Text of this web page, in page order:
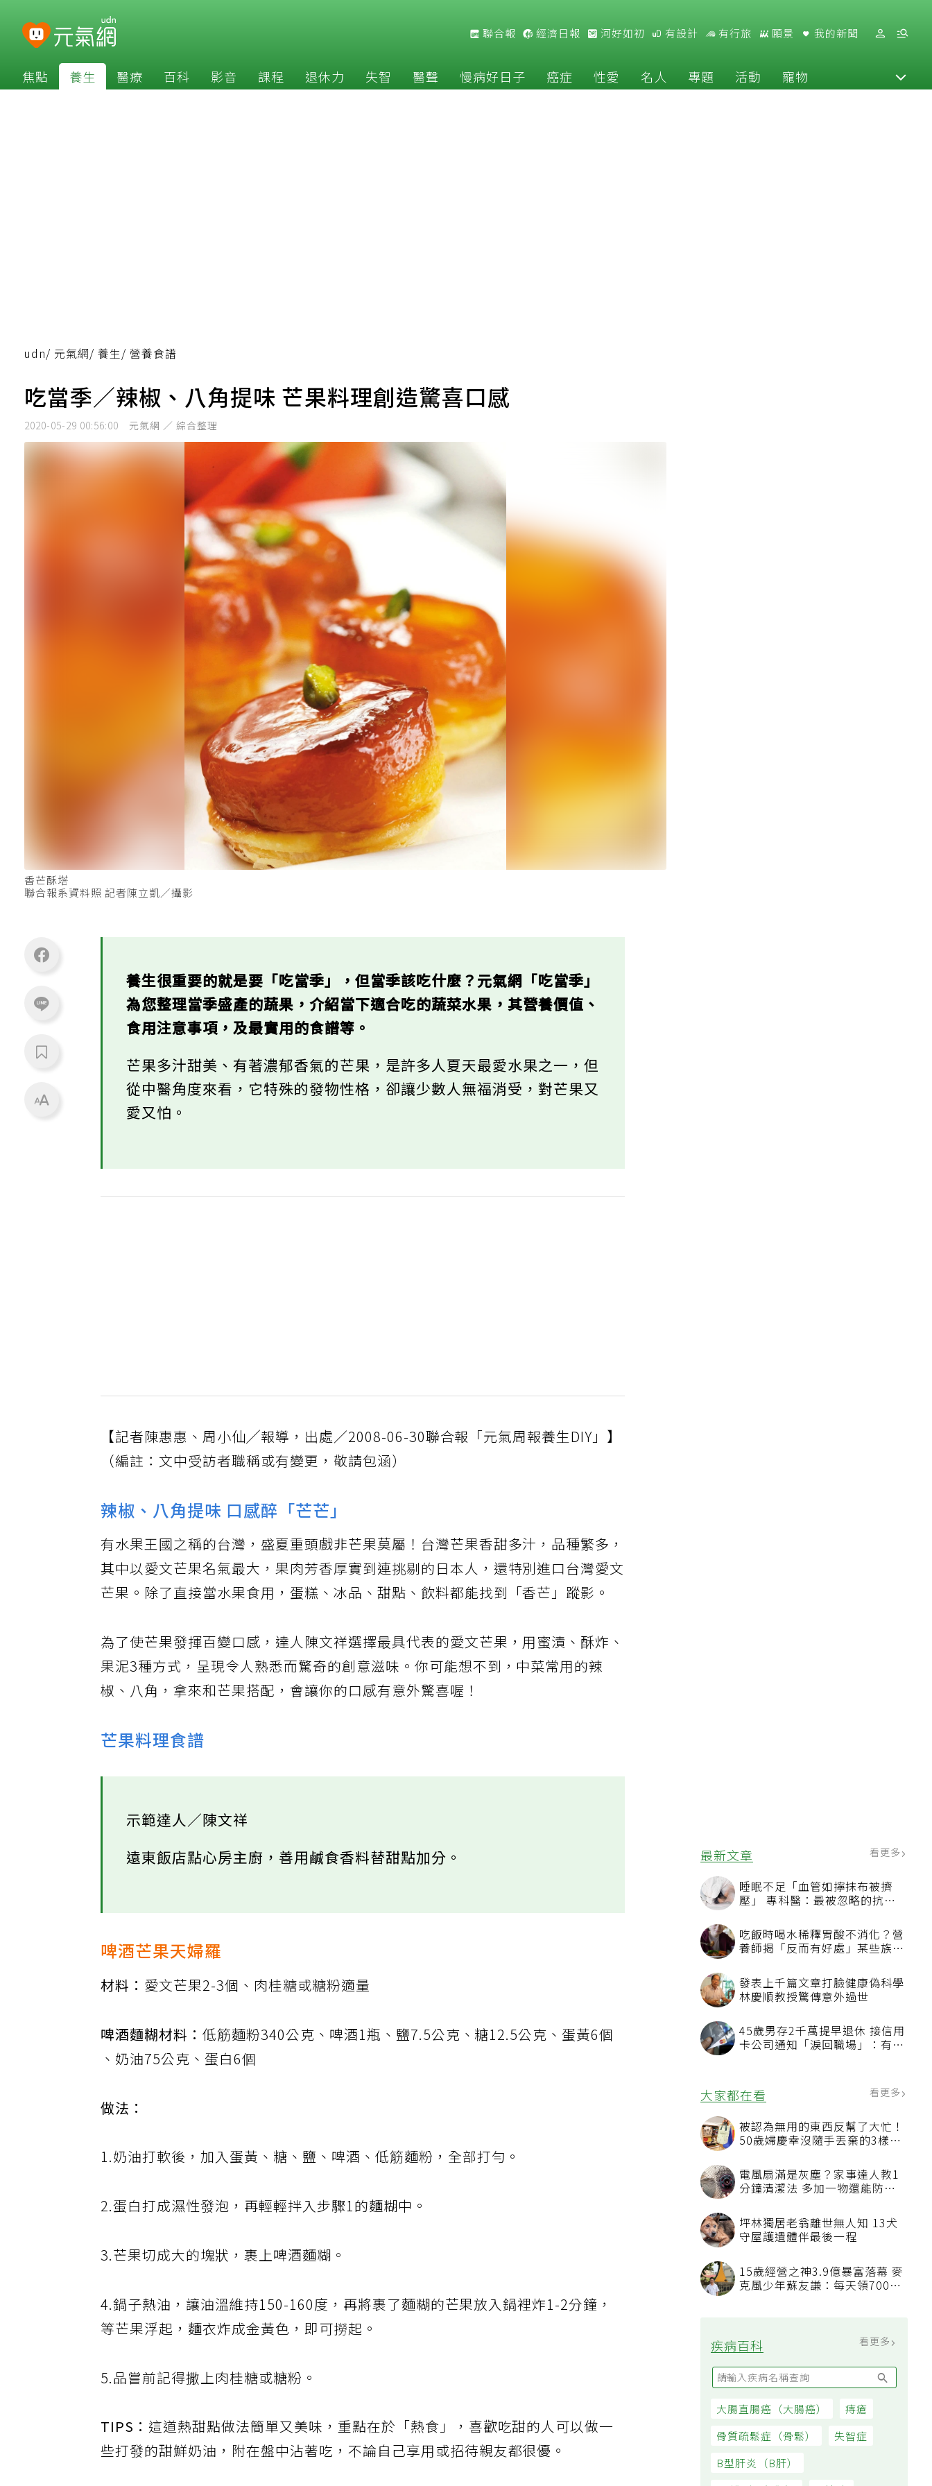
聯合報 經濟日報 河好如初 有設計 有行旅 願景 我的新聞
焦點 養生 醫療 百科 影音 課程 退休力 失智 醫聲 慢病好日子 癌症 性愛 名人 專題 活動 寵物
最新文章 看更多
睡眠不足「血管如擰抹布被擠
壓」 專科醫：最被忽略的抗老
吃飯時喝水稀釋胃酸不消化？營
養師揭「反而有好處」某些族群
發表上千篇文章打臉健康偽科學
林慶順教授驚傳意外過世
45歲男存2千萬提早退休 接信用
卡公司通知「淚回職場」：有錢
大家都在看
被認為無用的東西反幫了大忙！
50歲婦慶幸沒隨手丟棄的3樣物
電風扇滿是灰塵？家事達人教1
汙附著
坪林獨居老翁離世無人知 13犬
15歲經營之神3.9億暴富落幕 麥
疾病百科
udn/ 元氣網/ 養生/ 營養食譜
吃當季／辣椒、八角提味 芒果料理創造驚喜口感
2020-05-29 00:56:00 元氣網 ／ 綜合整理
香芒酥塔
聯合報系資料照 記者陳立凱／攝影
養生很重要的就是要「吃當季」，但當季該吃什麼？元氣網「吃當季」
為您整理當季盛產的蔬果，介紹當下適合吃的蔬菜水果，其營養價值、
食用注意事項，及最實用的食譜等。
芒果多汁甜美、有著濃郁香氣的芒果，是許多人夏天最愛水果之一，但
從中醫角度來看，它特殊的發物性格，卻讓少數人無福消受，對芒果又
愛又怕。
【記者陳惠惠、周小仙╱報導，出處／2008-06-30聯合報「元氣周報養生DIY」】
（編註：文中受訪者職稱或有變更，敬請包涵）
辣椒、八角提味 口感醉「芒芒」
有水果王國之稱的台灣，盛夏重頭戲非芒果莫屬！台灣芒果香甜多汁，品種繁多，
其中以愛文芒果名氣最大，果肉芳香厚實到連挑剔的日本人，還特別進口台灣愛文
芒果。除了直接當水果食用，蛋糕、冰品、甜點、飲料都能找到「香芒」蹤影。
為了使芒果發揮百變口感，達人陳文祥選擇最具代表的愛文芒果，用蜜漬、酥炸、
果泥3種方式，呈現令人熟悉而驚奇的創意滋味。你可能想不到，中菜常用的辣
椒、八角，拿來和芒果搭配，會讓你的口感有意外驚喜喔！
芒果料理食譜
示範達人／陳文祥
遠東飯店點心房主廚，善用鹹食香料替甜點加分。
啤酒芒果天婦羅
材料： 愛文芒果2-3個、肉桂糖或糖粉適量
啤酒麵糊材料： 低筋麵粉340公克、啤酒1瓶、鹽7.5公克、糖12.5公克、蛋黃6個
、奶油75公克、蛋白6個
做法：
1.奶油打軟後，加入蛋黃、糖、鹽、啤酒、低筋麵粉，全部打勻。
2.蛋白打成濕性發泡，再輕輕拌入步驟1的麵糊中。
3.芒果切成大的塊狀，裹上啤酒麵糊。
4.鍋子熱油，讓油溫維持150-160度，再將裹了麵糊的芒果放入鍋裡炸1-2分鐘，
等芒果浮起，麵衣炸成金黃色，即可撈起。
5.品嘗前記得撒上肉桂糖或糖粉。
TIPS： 這道熱甜點做法簡單又美味，重點在於「熱食」，喜歡吃甜的人可以做一
些打發的甜鮮奶油，附在盤中沾著吃，不論自己享用或招待親友都很優。